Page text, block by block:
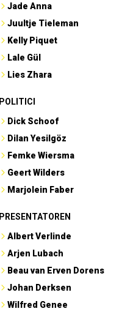
Jade Anna
Juultje Tieleman
Kelly Piquet
Lale Gül
Lies Zhara
POLITICI
Dick Schoof
Dilan Yesilgöz
Femke Wiersma
Geert Wilders
Marjolein Faber
PRESENTATOREN
Albert Verlinde
Arjen Lubach
Beau van Erven Dorens
Johan Derksen
Wilfred Genee